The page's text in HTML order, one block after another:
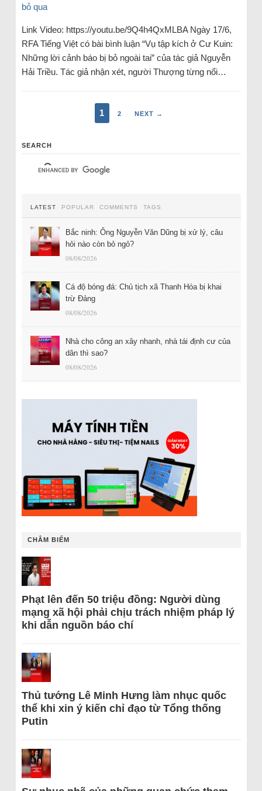
Link Video: https://youtu.be/9Q4h4QxMLBA Ngày 17/6,
RFA Tiếng Việt có bài bình luận “Vụ tập kích ở Cư Kuin:
Những lời cảnh báo bị bỏ ngoài tai” của tác giả Nguyễn
Hải Triều. Tác giả nhận xét, người Thượng từng nổi…
1 2 NEXT →
SEARCH
LATEST POPULAR COMMENTS TAGS
Bắc ninh: Ông Nguyễn Văn Dũng bị xử lý, câu
hỏi nào còn bỏ ngỏ?
08/08/2026
Cá độ bóng đá: Chủ tịch xã Thanh Hóa bị khai
trừ Đảng
08/08/2026
Nhà cho công an xây nhanh, nhà tái định cư của
dân thì sao?
08/08/2026
CHÂM BIẾM
Phạt lên đến 50 triệu đồng: Người dùng
mạng xã hội phải chịu trách nhiệm pháp lý
khi dẫn nguồn báo chí
Thủ tướng Lê Minh Hưng làm nhục quốc
thể khi xin ý kiến chỉ đạo từ Tổng thống
Putin